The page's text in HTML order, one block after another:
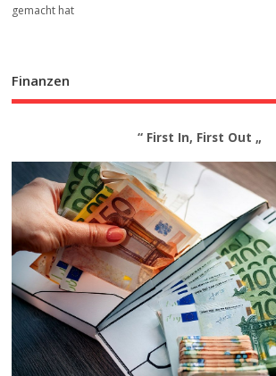
gemacht hat
Finanzen
“ First In, First Out „